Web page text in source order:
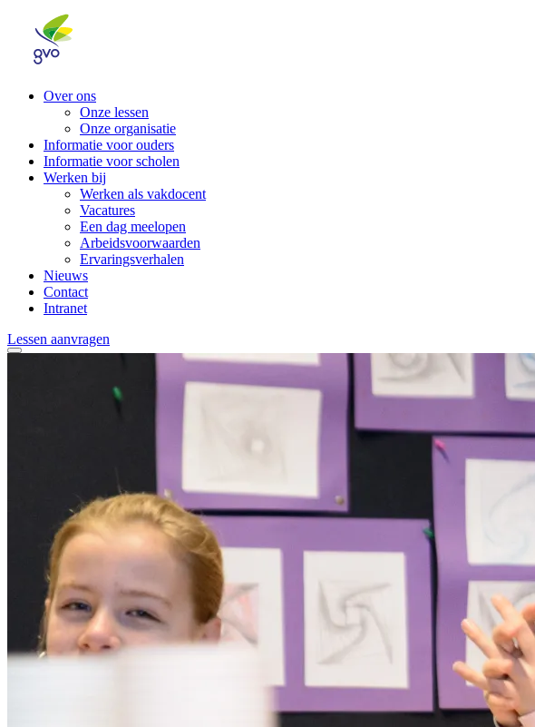
Over ons
Onze lessen
Onze organisatie
Informatie voor ouders
Informatie voor scholen
Werken bij
Werken als vakdocent
Vacatures
Een dag meelopen
Arbeidsvoorwaarden
Ervaringsverhalen
Nieuws
Contact
Intranet
Lessen aanvragen